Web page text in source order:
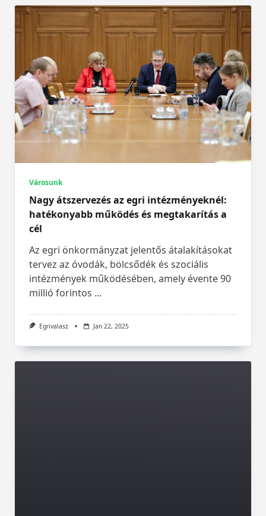
Városunk
Nagy átszervezés az egri intézményeknél:
hatékonyabb működés és megtakarítás a
cél
Az egri önkormányzat jelentős átalakításokat
tervez az óvodák, bölcsődék és szociális
intézmények működésében, amely évente 90
millió forintos ...
Egrivalasz Jan 22, 2025